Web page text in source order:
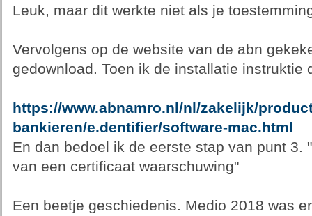
Leuk, maar dit werkte niet als je
Vervolgens op de website van de abn
gedownload. Toen ik de installatie instruktie
https://www.abnamro.nl/nl/zakelijk/
bankieren/e.dentifier/software-mac.html
En dan bedoel ik de eerste stap van punt 3.
van een certificaat waarschuwing"
Een beetje geschiedenis. Medio 2018 was